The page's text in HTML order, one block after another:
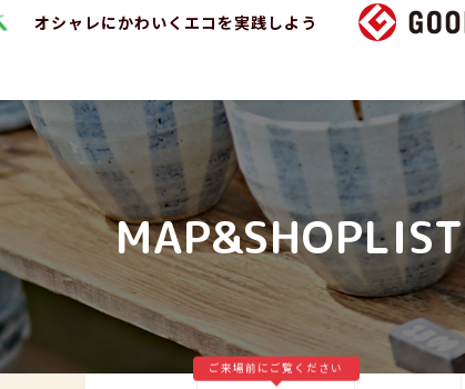
オシャレにかわいくエコを実践しよう
MAP&SHOPLIST
ご来場前にご覧ください